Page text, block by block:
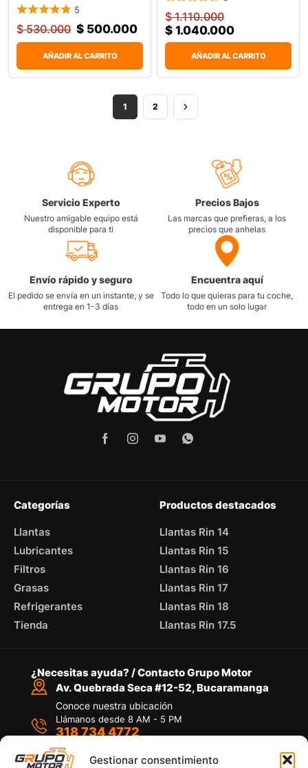
Gestionar consentimiento
5
$530.000 $ 500.000
AÑADIR AL CARRITO
$1.110.000
$ 1.040.000
AÑADIR AL CARRITO
1 2
Servicio Experto
Nuestro amigable equipo está
disponible para ti
Precios Bajos
Las marcas que prefieras, a los
precios que anhelas
Envío rápido y seguro
El pedido se envía en un instante, y se
entrega en 1-3 días
Encuentra aquí
Todo lo que quieras para tu coche,
todo en un solo lugar
Categorías
Llantas
Lubricantes
Filtros
Grasas
Refrigerantes
Tienda
Productos destacados
Llantas Rin 14
Llantas Rin 15
Llantas Rin 16
Llantas Rin 17
Llantas Rin 18
Llantas Rin 17.5
¿Necesitas ayuda? / Contacto Grupo Motor
Av. Quebrada Seca #12-52, Bucaramanga
Conoce nuestra ubicación
Llámanos desde 8 AM - 5 PM
318 734 4772
Por medio de WhatsApp